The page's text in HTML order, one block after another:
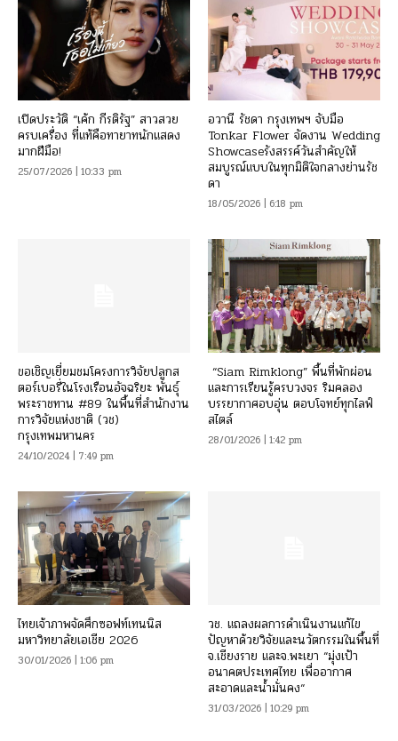
เปิดประวัติ “เค้ก กีรติรัฐ” สาวสวย
ครบเครื่อง ที่แท้คือทายาทนักแสดง
มากฝีมือ!
25/07/2026 | 10:33 pm
อวานี รัชดา กรุงเทพฯ จับมือ
Tonkar Flower จัดงาน Wedding
Showcaseรังสรรค์วันสำคัญให้
สมบูรณ์แบบในทุกมิติใจกลางย่านรัช
ดา
18/05/2026 | 6:18 pm
ขอเชิญเยี่ยมชมโครงการวิจัยปลูกส
ตอร์เบอรี่ในโรงเรือนอัจฉริยะ พันธุ์
พระราชทาน #89 ในพื้นที่สำนักงาน
การวิจัยแห่งชาติ (วช)
กรุงเทพมหานคร
24/10/2024 | 7:49 pm
“Siam Rimklong” พื้นที่พักผ่อน
และการเรียนรู้ครบวงจร ริมคลอง
บรรยากาศอบอุ่น ตอบโจทย์ทุกไลฟ์
สไตล์
28/01/2026 | 1:42 pm
ไทยเจ้าภาพจัดศึกซอฟท์เทนนิส
มหาวิทยาลัยเอเชีย 2026
30/01/2026 | 1:06 pm
วช. แถลงผลการดำเนินงานแก้ไข
ปัญหาด้วยวิจัยและนวัตกรรมในพื้นที่
จ.เชียงราย และจ.พะเยา “มุ่งเป้า
อนาคตประเทศไทย เพื่ออากาศ
สะอาดและน้ำมั่นคง“
31/03/2026 | 10:29 pm